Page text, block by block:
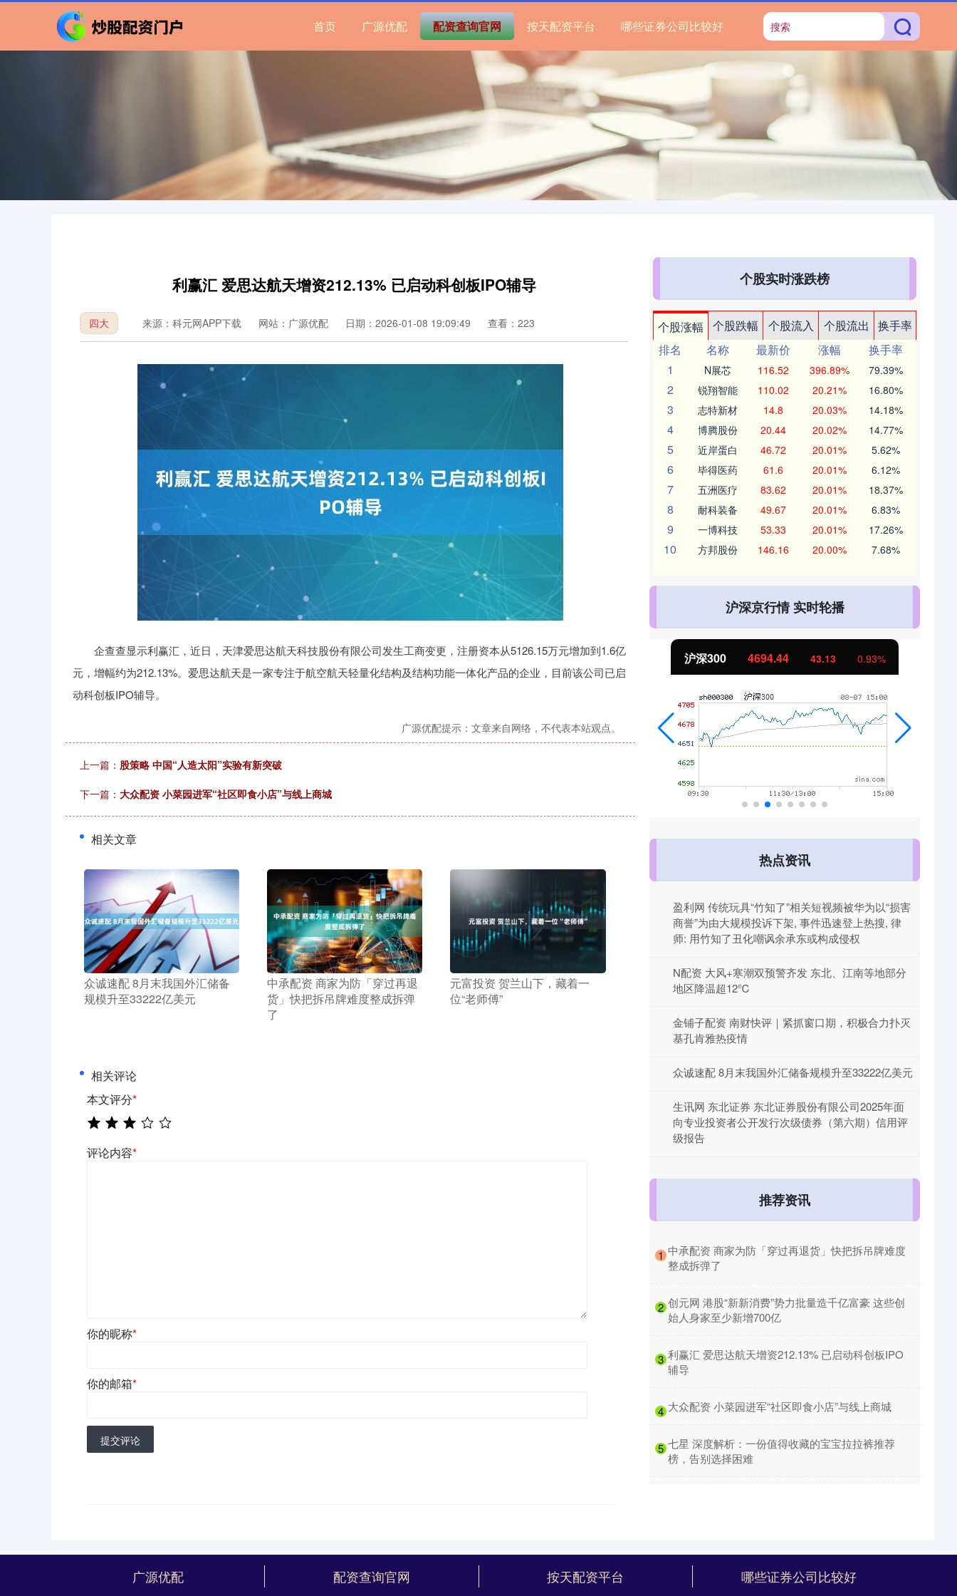
首页 广源优配 配资查询官网 按天配资平台 哪些证券公司比较好
利赢汇 爱思达航天增资212.13% 已启动科创板IPO辅导
四大 来源：科元网APP下载 网站：广源优配 日期：2026-01-08 19:09:49 查看：223
企查查显示利赢汇，近日，天津爱思达航天科技股份有限公司发生工商变更，注册资本从5126.15万元增加到1.6亿
元，增幅约为212.13%。爱思达航天是一家专注于航空航天轻量化结构及结构功能一体化产品的企业，目前该公司已启
动科创板IPO辅导。
广源优配提示：文章来自网络，不代表本站观点。
上一篇： 股策略 中国“人造太阳”实验有新突破
下一篇： 大众配资 小菜园进军“社区即食小店”与线上商城
相关文章
​众诚速配 8月末我国外汇储备
规模升至33222亿美元
​中承配资 商家为防「穿过再退
货」快把拆吊牌难度整成拆弹
了
​元富投资 贺兰山下，藏着一
位“老师傅”
相关评论
本文评分*
评论内容*
你的昵称*
你的邮箱*
提交评论
个股实时涨跌榜
个股涨幅 个股跌幅 个股流入 个股流出
换手率
排名
名称 最新价 涨幅
换手率
1
N展芯 116.52 396.89% 79.39%
2 锐翔智能 110.02 20.21% 16.80%
3 志特新材 14.8 20.03% 14.18%
4 博腾股份 20.44 20.02% 14.77%
5 近岸蛋白 46.72 20.01% 5.62%
6 毕得医药 61.6 20.01% 6.12%
7 五洲医疗 83.62 20.01% 18.37%
8 耐科装备 49.67 20.01% 6.83%
9 一博科技 53.33 20.01% 17.26%
10 方邦股份 146.16 20.00% 7.68%
沪深京行情 实时轮播
深证成指 14311.01 200.89 1.42% 沪深300 4694.44 43.13 0.93% 北证50 1134.24 11.37 1.01%
热点资讯
盈利网 传统玩具“竹知了”相关短视频被华为以“损害
商誉”为由大规模投诉下架, 事件迅速登上热搜, 律
师: 用竹知了丑化嘲讽余承东或构成侵权
N配资 大风+寒潮双预警齐发 东北、江南等地部分
地区降温超12℃
金铺子配资 南财快评｜紧抓窗口期，积极合力扑灭
基孔肯雅热疫情
众诚速配 8月末我国外汇储备规模升至33222亿美元
生讯网 东北证券 东北证券股份有限公司2025年面
向专业投资者公开发行次级债券（第六期）信用评
级报告
推荐资讯
1 ​中承配资 商家为防「穿过再退货」快把拆吊牌难度
整成拆弹了
2 ​创元网 港股“新新消费”势力批量造千亿富豪 这些创
始人身家至少新增700亿
3 ​利赢汇 爱思达航天增资212.13% 已启动科创板IPO
辅导
4 ​大众配资 小菜园进军“社区即食小店”与线上商城
5 ​七星 深度解析：一份值得收藏的宝宝拉拉裤推荐
榜，告别选择困难
广源优配 配资查询官网 按天配资平台 哪些证券公司比较好